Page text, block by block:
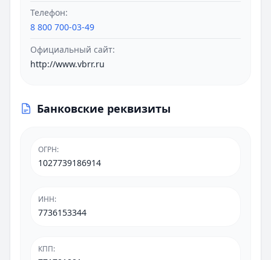
Телефон:
8 800 700-03-49
Официальный сайт:
http://www.vbrr.ru
Банковские реквизиты
ОГРН:
1027739186914
ИНН:
7736153344
КПП: